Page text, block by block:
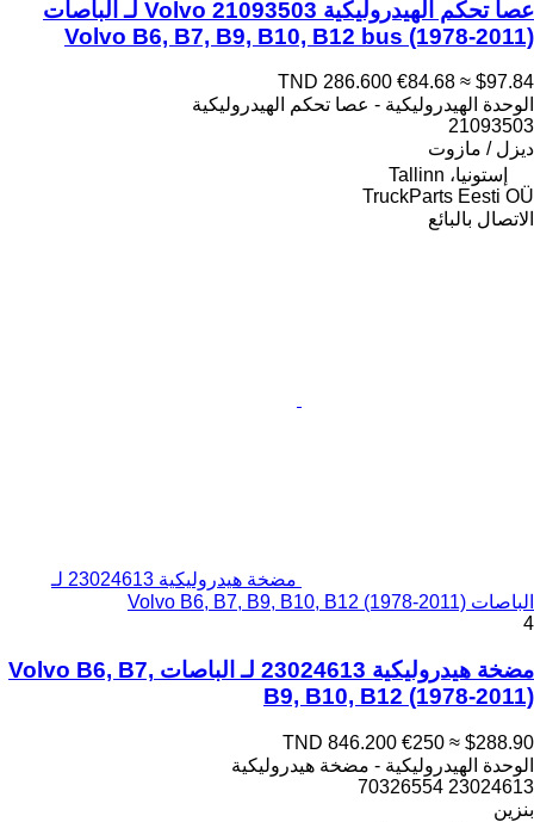
عصا تحكم الهيدروليكية Volvo 21093503 لـ الباصات
Volvo B6, B7, B9, B10, B12 bus (1978-2011)
TND 286.600 €84.68 ≈ $97.84
الوحدة الهيدروليكية - عصا تحكم الهيدروليكية
21093503
ديزل / مازوت
إستونيا، Tallinn
TruckParts Eesti OÜ
الاتصال بالبائع
مضخة هيدروليكية 23024613 لـ
الباصات Volvo B6, B7, B9, B10, B12 (1978-2011)
4
مضخة هيدروليكية 23024613 لـ الباصات Volvo B6, B7,
B9, B10, B12 (1978-2011)
TND 846.200 €250 ≈ $288.90
الوحدة الهيدروليكية - مضخة هيدروليكية
23024613 70326554
بنزين